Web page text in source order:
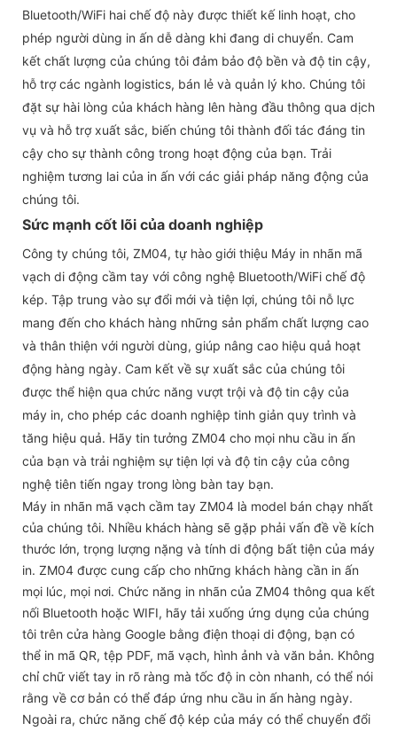
Bluetooth/WiFi hai chế độ này được thiết kế linh hoạt, cho
phép người dùng in ấn dễ dàng khi đang di chuyển. Cam
kết chất lượng của chúng tôi đảm bảo độ bền và độ tin cậy,
hỗ trợ các ngành logistics, bán lẻ và quản lý kho. Chúng tôi
đặt sự hài lòng của khách hàng lên hàng đầu thông qua dịch
vụ và hỗ trợ xuất sắc, biến chúng tôi thành đối tác đáng tin
cậy cho sự thành công trong hoạt động của bạn. Trải
nghiệm tương lai của in ấn với các giải pháp năng động của
chúng tôi.
Sức mạnh cốt lõi của doanh nghiệp
Công ty chúng tôi, ZM04, tự hào giới thiệu Máy in nhãn mã
vạch di động cầm tay với công nghệ Bluetooth/WiFi chế độ
kép. Tập trung vào sự đổi mới và tiện lợi, chúng tôi nỗ lực
mang đến cho khách hàng những sản phẩm chất lượng cao
và thân thiện với người dùng, giúp nâng cao hiệu quả hoạt
động hàng ngày. Cam kết về sự xuất sắc của chúng tôi
được thể hiện qua chức năng vượt trội và độ tin cậy của
máy in, cho phép các doanh nghiệp tinh giản quy trình và
tăng hiệu quả. Hãy tin tưởng ZM04 cho mọi nhu cầu in ấn
của bạn và trải nghiệm sự tiện lợi và độ tin cậy của công
nghệ tiên tiến ngay trong lòng bàn tay bạn.
Máy in nhãn mã vạch cầm tay ZM04 là model bán chạy nhất
của chúng tôi. Nhiều khách hàng sẽ gặp phải vấn đề về kích
thước lớn, trọng lượng nặng và tính di động bất tiện của máy
in. ZM04 được cung cấp cho những khách hàng cần in ấn
mọi lúc, mọi nơi. Chức năng in nhãn của ZM04 thông qua kết
nối Bluetooth hoặc WIFI, hãy tải xuống ứng dụng của chúng
tôi trên cửa hàng Google bằng điện thoại di động, bạn có
thể in mã QR, tệp PDF, mã vạch, hình ảnh và văn bản. Không
chỉ chữ viết tay in rõ ràng mà tốc độ in còn nhanh, có thể nói
rằng về cơ bản có thể đáp ứng nhu cầu in ấn hàng ngày.
Ngoài ra, chức năng chế độ kép của máy có thể chuyển đổi